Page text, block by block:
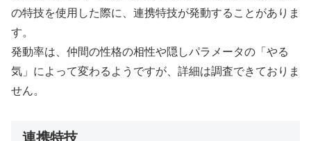
の特技を使用した際に、連携特技が発動することがありま
す。
発動率は、仲間の性格の相性や隠しパラメータの「やる
気」によって変わるようですが、詳細は調査できておりま
せん。
連携特技